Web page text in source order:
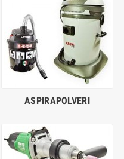
ASPIRAPOLVERI